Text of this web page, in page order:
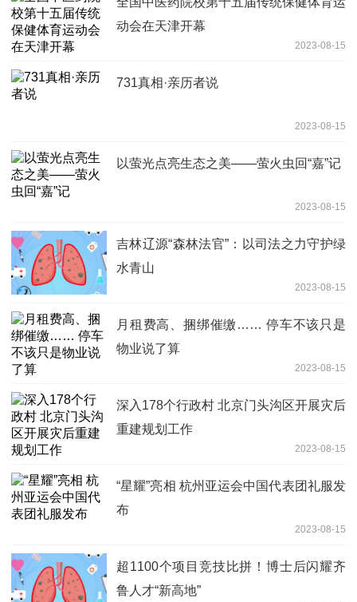
动会在天津开幕
2023-08-15
731真相·亲历者说
2023-08-15
以萤光点亮生态之美——萤火虫回“嘉”记
2023-08-15
吉林辽源“森林法官”：以司法之力守护绿
水青山
2023-08-15
月租费高、捆绑催缴…… 停车不该只是
物业说了算
2023-08-15
深入178个行政村 北京门头沟区开展灾后
重建规划工作
2023-08-15
“星耀”亮相 杭州亚运会中国代表团礼服发
布
2023-08-15
超1100个项目竞技比拼！博士后闪耀齐
鲁人才“新高地”